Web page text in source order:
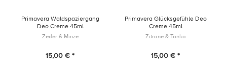
Primavera Waldspaziergang
Deo Creme 45ml
Zeder & Minze
15,00 € *
Primavera Glücksgefühle Deo
Creme 45ml
Zitrone & Tonka
15,00 € *